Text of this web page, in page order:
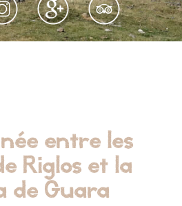
entre les
Riglos et la
de Guara